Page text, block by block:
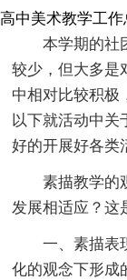
高中美术教学工作
本学期的社
较少，但大多是
中相对比较积极
以下就活动中关
好的开展好各类
素描教学的
发展相适应？这
一、素描表
化的观念下形成